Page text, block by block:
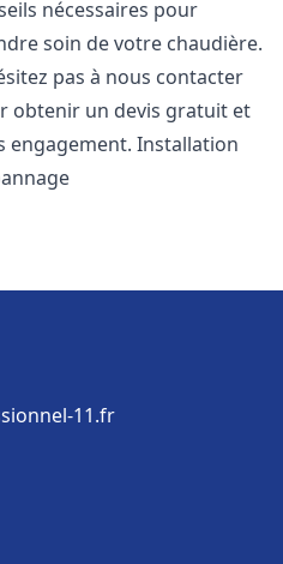
nécessaires pour
soin de votre chaudière.
pas à nous contacter
obtenir un devis gratuit et
engagement. Installation
11.fr